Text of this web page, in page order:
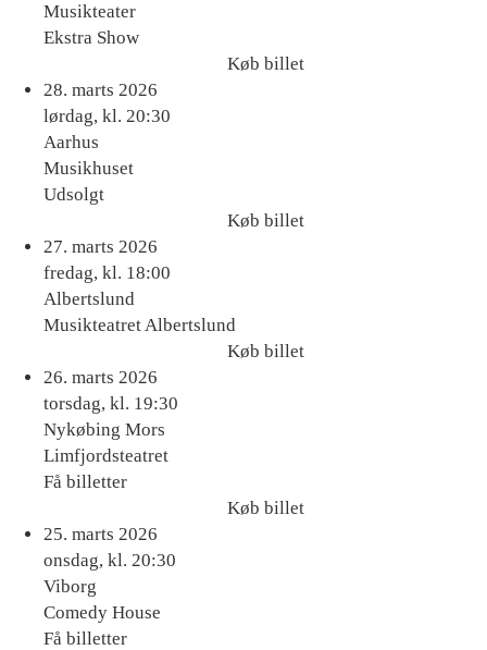
Musikteater
Ekstra Show
Køb billet
Køb
billet
28. marts 2026
lørdag, kl. 20:30
Aarhus
Musikhuset
Udsolgt
Køb billet
Køb
billet
27. marts 2026
fredag, kl. 18:00
Albertslund
Musikteatret Albertslund
Køb billet
Køb
billet
26. marts 2026
torsdag, kl. 19:30
Nykøbing Mors
Limfjordsteatret
Få billetter
Køb billet
Køb
billet
25. marts 2026
onsdag, kl. 20:30
Viborg
Comedy House
Få billetter